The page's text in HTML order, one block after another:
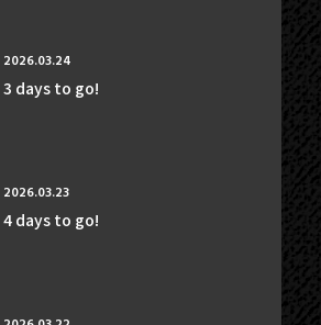
2026.03.24
3 days to go!
2026.03.23
4 days to go!